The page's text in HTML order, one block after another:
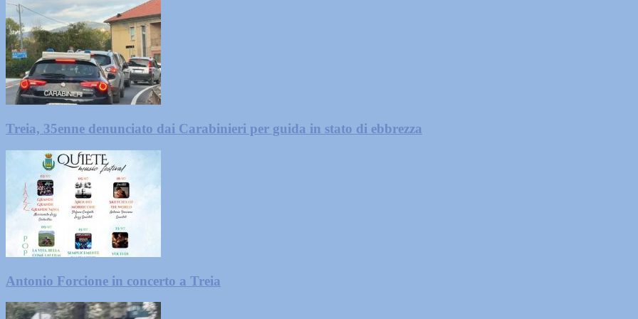
Treia, 35enne denunciato dai Carabinieri per guida in stato di ebbrezza
Antonio Forcione in concerto a Treia